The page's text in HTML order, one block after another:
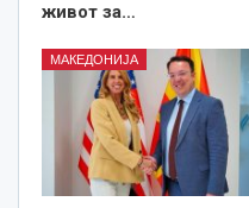
живот за…
МАКЕДОНИЈА